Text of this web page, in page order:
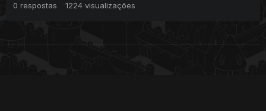
0 respostas 1224 visualizações